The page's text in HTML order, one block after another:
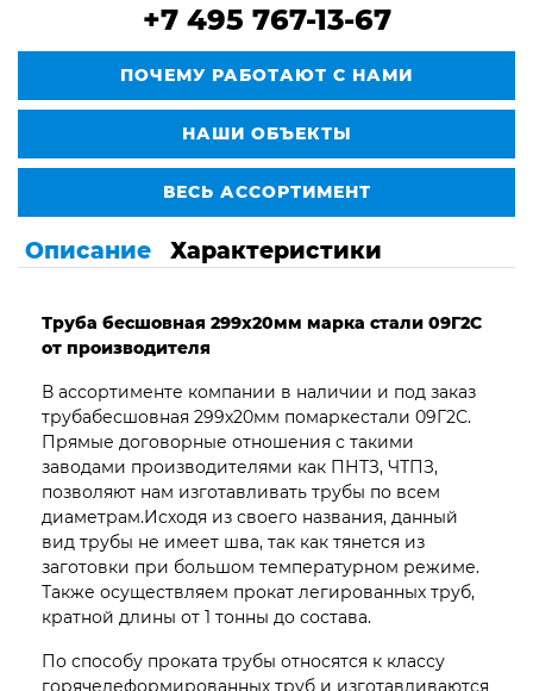
+7 495 767-13-67
ПОЧЕМУ РАБОТАЮТ С НАМИ
НАШИ ОБЪЕКТЫ
ВЕСЬ АССОРТИМЕНТ
Описание Характеристики
Труба бесшовная 299х20мм марка стали 09Г2С
от производителя
В ассортименте компании в наличии и под заказ
трубабесшовная 299х20мм помаркестали 09Г2С.
Прямые договорные отношения с такими
заводами производителями как ПНТЗ, ЧТПЗ,
позволяют нам изготавливать трубы по всем
диаметрам.Исходя из своего названия, данный
вид трубы не имеет шва, так как тянется из
заготовки при большом температурном режиме.
Также осуществляем прокат легированных труб,
кратной длины от 1 тонны до состава.
По способу проката трубы относятся к классу
горячедеформированных труб и изготавливаются